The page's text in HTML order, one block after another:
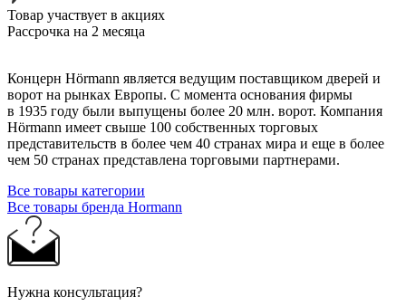
Товар участвует в акциях
Рассрочка на 2 месяца
Концерн Hörmann является ведущим поставщиком дверей и
ворот на рынках Европы. С момента основания фирмы
в 1935 году были выпущены более 20 млн. ворот. Компания
Hörmann имеет свыше 100 собственных торговых
представительств в более чем 40 странах мира и еще в более
чем 50 странах представлена торговыми партнерами.
Все товары категории
Все товары бренда Hormann
Нужна консультация?